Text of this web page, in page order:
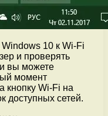
10 к Wi-Fi
и проверять
вы можете
момент
кнопку Wi-Fi на
доступных сетей.